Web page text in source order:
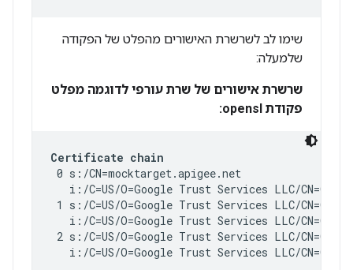
שימו לב לשרשרת האישורים מהפלט של הפקודה
שלמעלה:
שרשרת אישורים של שרת עורפי לדוגמה מפלט
פקודת opensl:
Certificate chain
0 s:/CN=mocktarget.apigee.net
i:/C=US/O=Google Trust Services LLC/CN=GTS
1 s:/C=US/O=Google Trust Services LLC/CN=GTS
i:/C=US/O=Google Trust Services LLC/CN=GTS
2 s:/C=US/O=Google Trust Services LLC/CN=GTS